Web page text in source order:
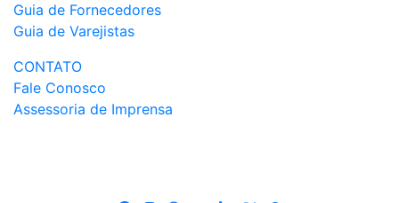
Guia de Fornecedores
Guia de Varejistas
CONTATO
Fale Conosco
Assessoria de Imprensa